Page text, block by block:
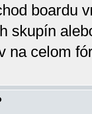
boardu
skupín
na celom